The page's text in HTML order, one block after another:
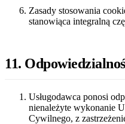
Zasady stosowania
stanowiąca integralną
11.
Usługodawca ponosi
nienależyte wykonanie
Cywilnego, z